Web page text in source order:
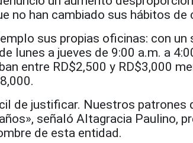
no han cambiado sus hábitos de
sus propias oficinas: con un
lunes a jueves de 9:00 a.m. a
entre RD$2,500 y RD$3,000
de justificar. Nuestros patrones
señaló Altagracia Paulino,
de esta entidad.